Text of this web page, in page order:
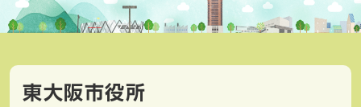
東大阪市役所